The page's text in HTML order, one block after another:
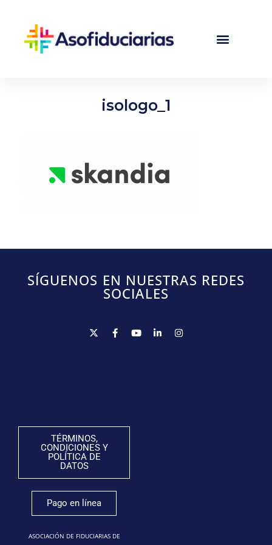
isologo_1
SÍGUENOS EN NUESTRAS REDES
SOCIALES
TÉRMINOS,
CONDICIONES Y
POLÍTICA DE
DATOS
Pago en línea
ASOCIACIÓN DE FIDUCIARIAS DE